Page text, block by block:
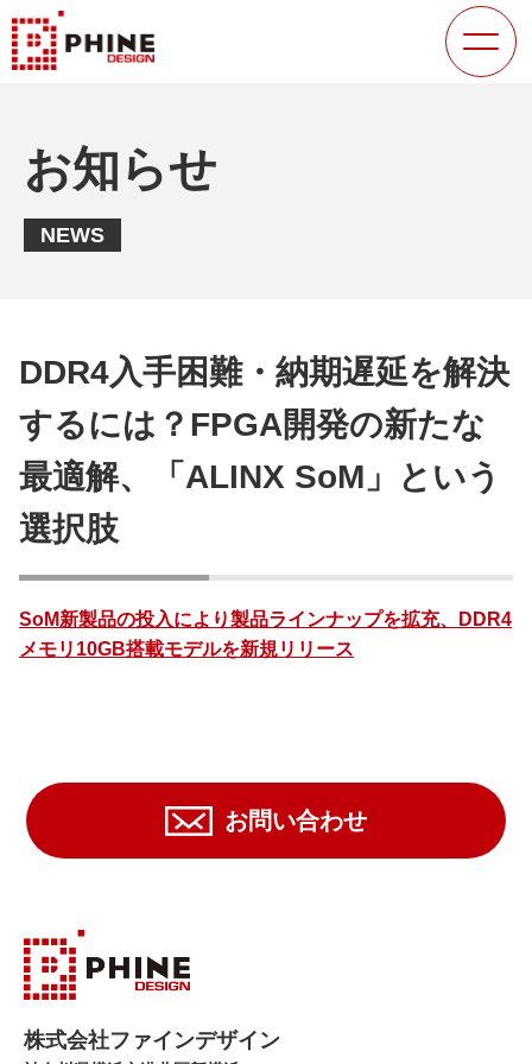
お知らせ
NEWS
DDR4入手困難・納期遅延を解決
するには？FPGA開発の新たな
最適解、「ALINX SoM」という
選択肢
SoM新製品の投入により製品ラインナップを拡充、DDR4
メモリ10GB搭載モデルを新規リリース
お問い合わせ
株式会社ファインデザイン